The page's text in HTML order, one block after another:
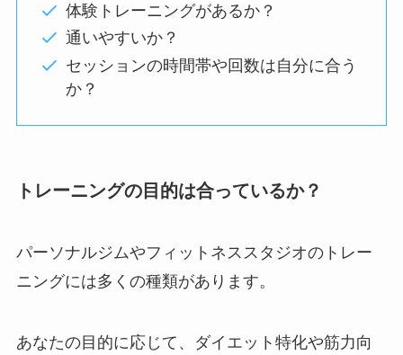
体験トレーニングがあるか？
通いやすいか？
セッションの時間帯や回数は自分に合う
か？
トレーニングの目的は合っているか？
パーソナルジムやフィットネススタジオのトレー
ニングには多くの種類があります。
あなたの目的に応じて、ダイエット特化や筋力向